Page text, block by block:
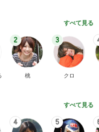
すべて見る
2
桃
3
クロ
すべて見る
4 5